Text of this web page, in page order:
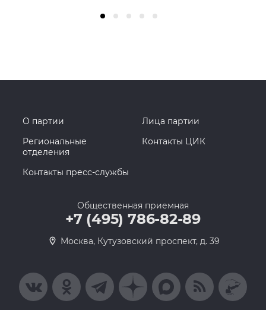
О партии
Лица партии
Региональные
отделения
Контакты ЦИК
Контакты пресс-службы
Общественная приемная
+7 (495) 786-82-89
Москва, Кутузовский проспект, д. 39